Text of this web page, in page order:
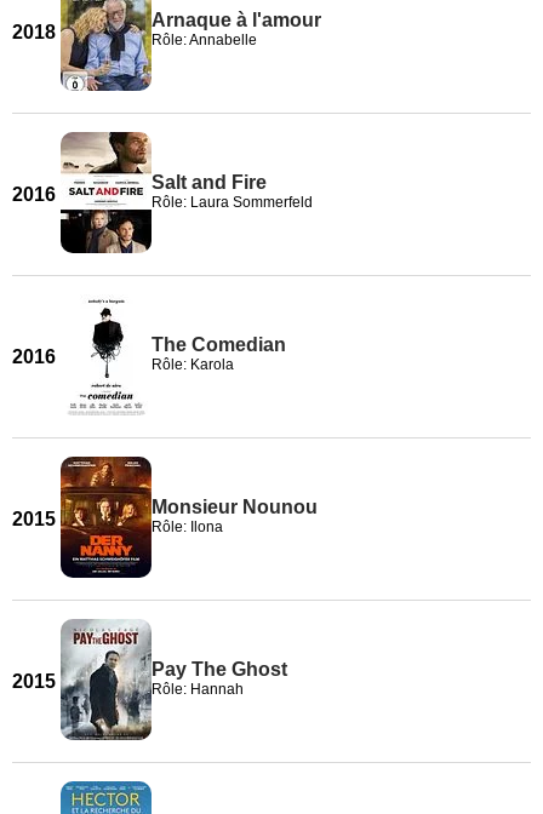
2018
Arnaque à l'amour
Rôle: Annabelle
2016
Salt and Fire
Rôle: Laura Sommerfeld
2016
The Comedian
Rôle: Karola
2015
Monsieur Nounou
Rôle: Ilona
2015
Pay The Ghost
Rôle: Hannah